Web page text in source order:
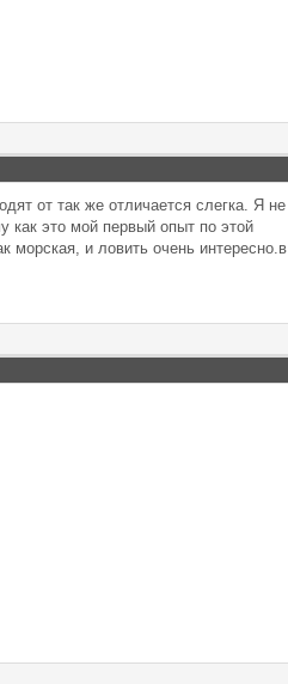
от так же отличается слегка. Я не
как это мой первый опыт по этой
морская, и ловить очень интересно.в